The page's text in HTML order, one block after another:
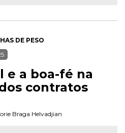
DE PESO
e a boa-fé na
contratos
Braga Helvadjian